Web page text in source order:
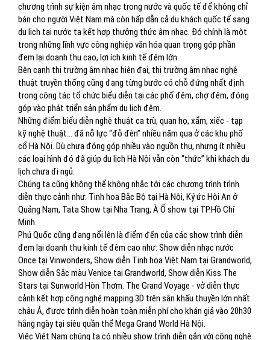
chương trình sự kiện âm nhạc trong nước và quốc tế để không chỉ
bán cho người Việt Nam mà còn hấp dẫn cả du khách quốc tế sang
du lịch tại nước ta kết hợp thưởng thức âm nhạc. Đó chính là một
trong những lĩnh vực công nghiệp văn hóa quan trọng góp phần
đem lại doanh thu cao, lợi ích kinh tế đêm lớn.
Bên cạnh thị trường âm nhạc hiện đại, thị trường âm nhạc nghệ
thuật truyền thống cũng đang từng bước có chỗ đứng nhất định
trong công tác tổ chức biểu diễn tại các phố đêm, chợ đêm, đóng
góp vào phát triển sản phẩm du lịch đêm.
Những điểm biểu diễn nghệ thuật ca trù, quan họ, xẩm, xiếc - tạp
kỹ nghệ thuật… đã nỗ lực “đỏ đèn” nhiều năm qua ở các khu phố
cổ Hà Nội. Dù chưa đóng góp nhiều vào nguồn thu, nhưng ít nhiều
các loại hình đó đã giúp du lịch Hà Nội vẫn còn “thức” khi khách du
lịch chưa đi ngủ.
Chúng ta cũng không thể không nhắc tới các chương trình trình
diễn thực cảnh như: Tinh hoa Bắc Bộ tại Hà Nội, Ký ức Hội An ở
Quảng Nam, Tata Show tại Nha Trang, À Ố show tại TP.Hồ Chí
Minh.
Phú Quốc cũng đang nổi lên là điểm đến của các show trình diễn
đem lại doanh thu kinh tế đêm cao như: Show diễn nhạc nước
Once tại Vinwonders, Show diễn Tinh hoa Việt Nam tại Grandworld,
Show diễn Sắc màu Venice tại Grandworld, Show diễn Kiss The
Stars tại Sunworld Hòn Thơm. The Grand Voyage - vở diễn thực
cảnh kết hợp công nghệ mapping 3D trên sân khấu thuyền lớn nhất
châu Á, được trình diễn hoàn toàn miễn phí cho khán giả vào 20h30
hằng ngày tại siêu quần thể Mega Grand World Hà Nội.
Việc Việt Nam chúng ta có nhiều show trình diễn gắn với công nghệ